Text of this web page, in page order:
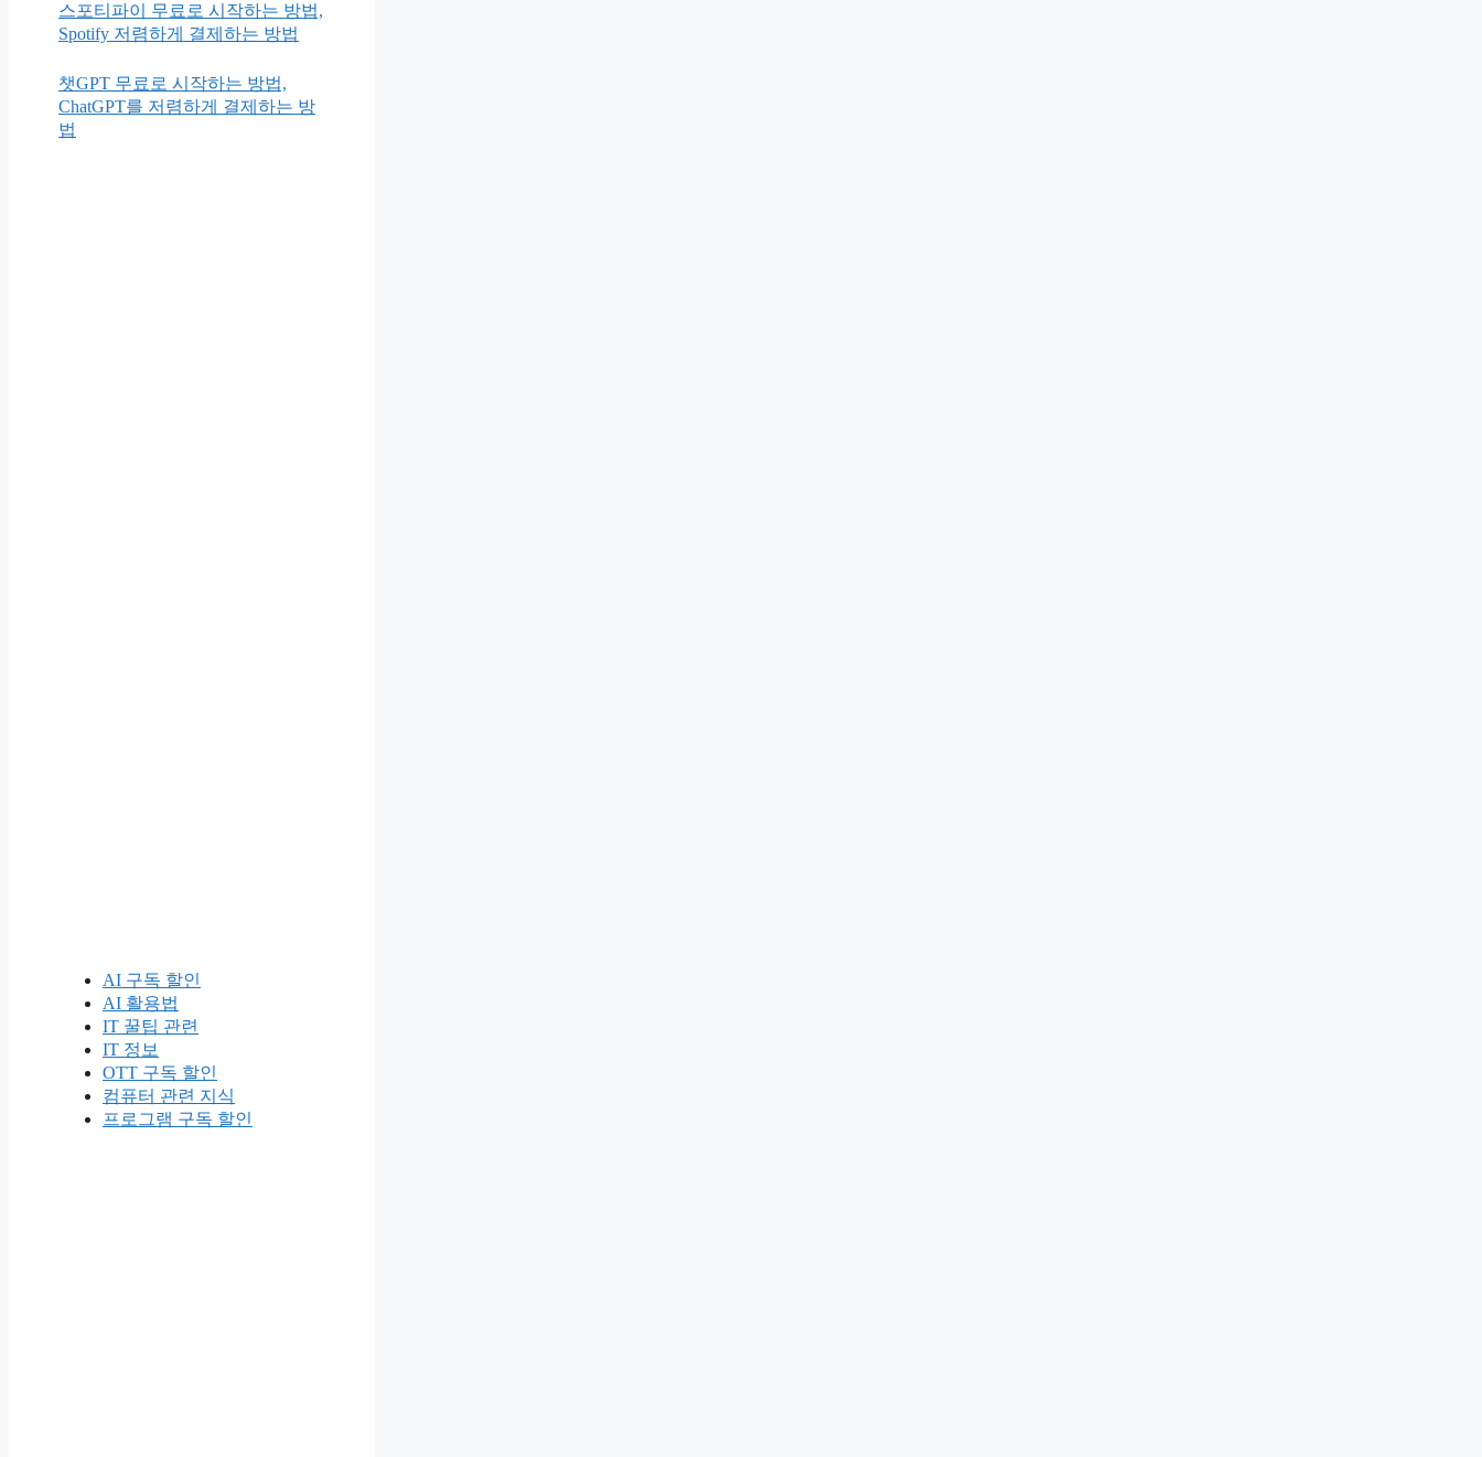
스포티파이 무료로 시작하는 방법,
Spotify 저렴하게 결제하는 방법
챗GPT 무료로 시작하는 방법,
ChatGPT를 저렴하게 결제하는 방
법
AI 구독 할인
AI 활용법
IT 꿀팁 관련
IT 정보
OTT 구독 할인
컴퓨터 관련 지식
프로그램 구독 할인